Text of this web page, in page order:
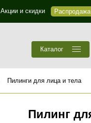
Акции и скидки Распродажа
Каталог
Пилинги для лица и тела
Пилинг